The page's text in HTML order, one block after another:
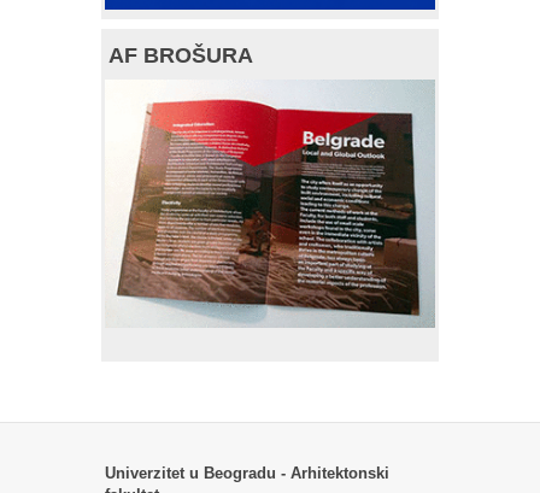
AF BROŠURA
Univerzitet u Beogradu - Arhitektonski